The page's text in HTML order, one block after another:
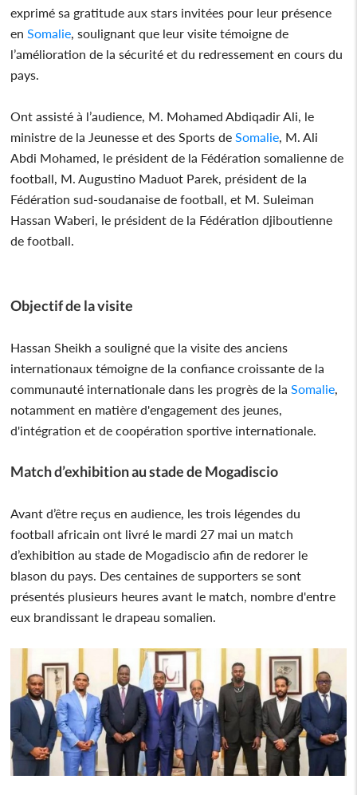
exprimé sa gratitude aux stars invitées pour leur présence
en Somalie, soulignant que leur visite témoigne de
l’amélioration de la sécurité et du redressement en cours du
pays.
Ont assisté à l’audience, M. Mohamed Abdiqadir Ali, le
ministre de la Jeunesse et des Sports de Somalie, M. Ali
Abdi Mohamed, le président de la Fédération somalienne de
football, M. Augustino Maduot Parek, président de la
Fédération sud-soudanaise de football, et M. Suleiman
Hassan Waberi, le président de la Fédération djiboutienne
de football.
Objectif de la visite
Hassan Sheikh a souligné que la visite des anciens
internationaux témoigne de la confiance croissante de la
communauté internationale dans les progrès de la Somalie,
notamment en matière d'engagement des jeunes,
d'intégration et de coopération sportive internationale.
Match d’exhibition au stade de Mogadiscio
Avant d’être reçus en audience, les trois légendes du
football africain ont livré le mardi 27 mai un match
d’exhibition au stade de Mogadiscio afin de redorer le
blason du pays. Des centaines de supporters se sont
présentés plusieurs heures avant le match, nombre d'entre
eux brandissant le drapeau somalien.